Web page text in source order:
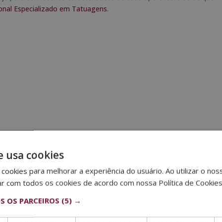
Especializado em Tatuagens.
e características comuns de diferentes trabalhos,
E é que as tatuagens dizem muito sobre a personalidade duma
que é muitas vezes difícil conhecer todos eles. Por isso, hoje
mais demandados na atualidade.
usa cookies
para melhorar a experiência do usuário. Ao utilizar o
com todos os cookies de acordo com nossa Política de
OS PARCEIROS (5) →